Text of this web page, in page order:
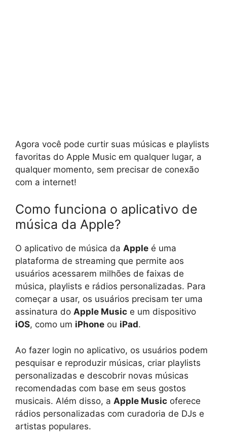
Agora você pode curtir suas músicas e playlists
favoritas do Apple Music em qualquer lugar, a
qualquer momento, sem precisar de conexão
com a internet!
Como funciona o aplicativo de
música da Apple?
O aplicativo de música da Apple é uma
plataforma de streaming que permite aos
usuários acessarem milhões de faixas de
música, playlists e rádios personalizadas. Para
começar a usar, os usuários precisam ter uma
assinatura do Apple Music e um dispositivo
iOS, como um iPhone ou iPad.
Ao fazer login no aplicativo, os usuários podem
pesquisar e reproduzir músicas, criar playlists
personalizadas e descobrir novas músicas
recomendadas com base em seus gostos
musicais. Além disso, a Apple Music oferece
rádios personalizadas com curadoria de DJs e
artistas populares.